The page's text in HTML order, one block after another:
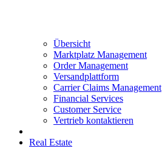
Übersicht
Marktplatz Management
Order Management
Versandplattform
Carrier Claims Management
Financial Services
Customer Service
Vertrieb kontaktieren
Real Estate